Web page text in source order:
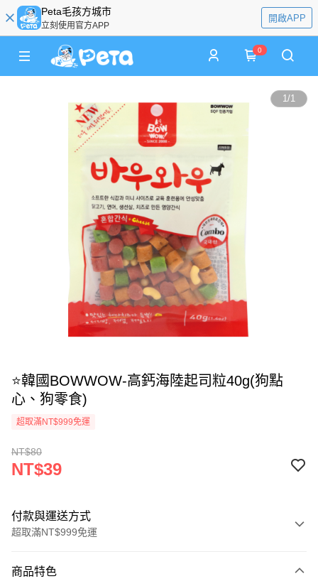
Peta毛孩方城市
立刻使用官方APP
開啟APP
0
1/1
⭐韓國BOWWOW-高鈣海陸起司粒40g(狗點
心、狗零食)
超取滿NT$999免運
NT$80
NT$39
付款與運送方式
超取滿NT$999免運
信用卡一次付款
商品特色